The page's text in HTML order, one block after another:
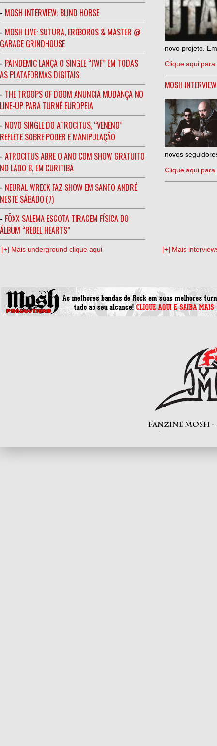
- MOSH INTERVIEW: BLIND HORSE
- MOSH LIVE: SUTURA, EREBOROS & MASTER @
GARAGE GRINDHOUSE
- PAINDEMIC LANÇA O SINGLE “FWF” EM TODAS
AS PLATAFORMAS DIGITAIS
- THE TROOPS OF DOOM ANUNCIA MUDANÇA NO
LINE-UP PARA TURNÊ EUROPEIA
- NOVO SINGLE DO ATROCITUS, “VENENO”
REFLETE SOBRE PODER E MANIPULAÇÃO
- ATROCITUS ABRE O ANO COM SHOW GRATUITO
NO LADO B, EM CURITIBA
- NEURAL WRECK FAZ SHOW EM SANTO ANDRÉ
NESTE SÁBADO (7)
- FÖXX SALEMA ESGOTA TIRAGEM FÍSICA DO
ÁLBUM “REBEL HEARTS”
novo projeto.
Clique aqui para
MOSH
novos
Clique aqui para
[+] Mais underground clique aqui [+] Mais